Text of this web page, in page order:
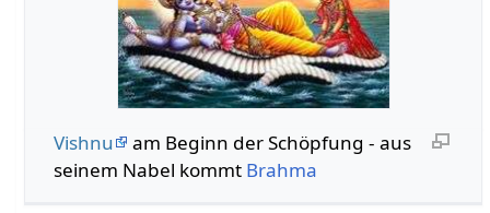
Vishnu
am Beginn der Schöpfung - aus
seinem Nabel kommt Brahma